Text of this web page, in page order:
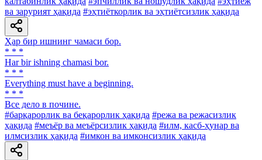
ва зарурият ҳақида #эҳтиёткорлик ва эҳтиётсизлик ҳақида
Ҳар бир ишнинг чамаси бор.
* * *
Har bir ishning chamasi bor.
* * *
Everything must have a beginning.
* * *
Все дело в почине.
#барқарорлик ва беқарорлик ҳақида #режа ва режасизлик
ҳақида #меъёр ва меъёрсизлик ҳақида #илм, касб-ҳунар ва
илмсизлик ҳақида #имкон ва имконсизлик ҳақида